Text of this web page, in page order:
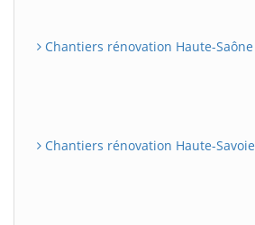
Chantiers rénovation Haute-Saône
Chantiers rénovation Haute-Savoie